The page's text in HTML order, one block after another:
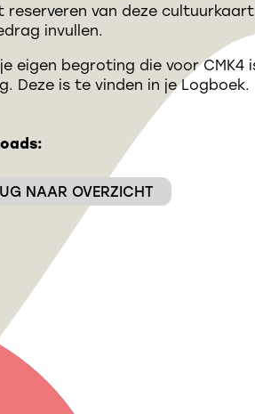
reserveren van deze cultuurkaart
invullen.
je eigen begroting die voor
Deze is te vinden in je Logboek.
NAAR OVERZICHT